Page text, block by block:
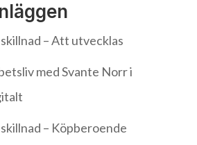
– Att utvecklas
med Svante Norr i
– Köpberoende